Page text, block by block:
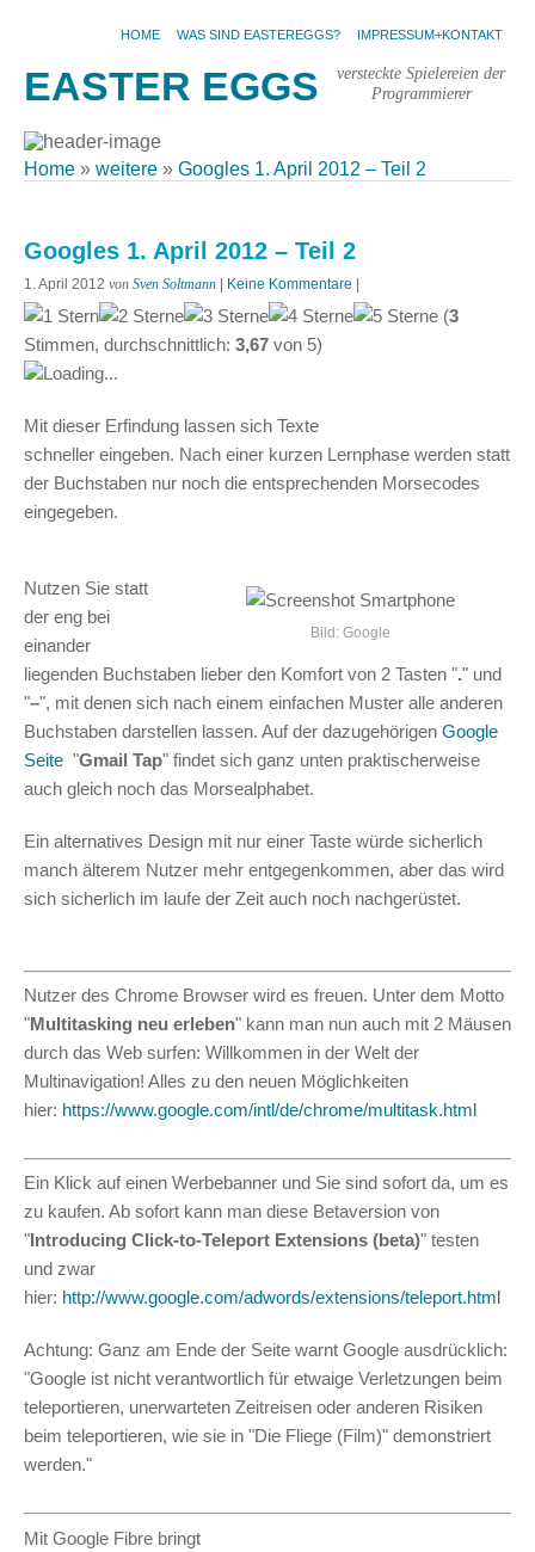
HOME WAS SIND EASTEREGGS? IMPRESSUM+KONTAKT
EASTER EGGS
versteckte Spielereien der
Programmierer
Home » weitere » Googles 1. April 2012 – Teil 2
Googles 1. April 2012 – Teil 2
1. April 2012 von Sven Soltmann Keine Kommentare
(3
Stimmen, durchschnittlich: 3,67 von 5)
Loading...
Mit dieser Erfindung lassen sich Texte
schneller eingeben. Nach einer kurzen Lernphase werden statt
der Buchstaben nur noch die entsprechenden Morsecodes
eingegeben.
Bild: Google
Nutzen Sie statt
der eng bei
einander
liegenden Buchstaben lieber den Komfort von 2 Tasten "." und
"–", mit denen sich nach einem einfachen Muster alle anderen
Buchstaben darstellen lassen. Auf der dazugehörigen Google
Seite "Gmail Tap" findet sich ganz unten praktischerweise
auch gleich noch das Morsealphabet.
Ein alternatives Design mit nur einer Taste würde sicherlich
manch älterem Nutzer mehr entgegenkommen, aber das wird
sich sicherlich im laufe der Zeit auch noch nachgerüstet.
Nutzer des Chrome Browser wird es freuen. Unter dem Motto
"Multitasking neu erleben" kann man nun auch mit 2 Mäusen
durch das Web surfen: Willkommen in der Welt der
Multinavigation! Alles zu den neuen Möglichkeiten
hier: https://www.google.com/intl/de/chrome/multitask.html
Ein Klick auf einen Werbebanner und Sie sind sofort da, um es
zu kaufen. Ab sofort kann man diese Betaversion von
"Introducing Click-to-Teleport Extensions (beta)" testen
und zwar
hier: http://www.google.com/adwords/extensions/teleport.html
Achtung: Ganz am Ende der Seite warnt Google ausdrücklich:
"Google ist nicht verantwortlich für etwaige Verletzungen beim
teleportieren, unerwarteten Zeitreisen oder anderen Risiken
beim teleportieren, wie sie in "Die Fliege (Film)" demonstriert
werden."
Mit Google Fibre bringt